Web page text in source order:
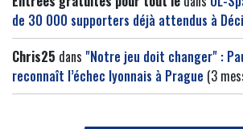
de 30 000 supporters déjà attendus à
Chris25 dans "Notre jeu doit changer" :
reconnaît l’échec lyonnais à Prague (3